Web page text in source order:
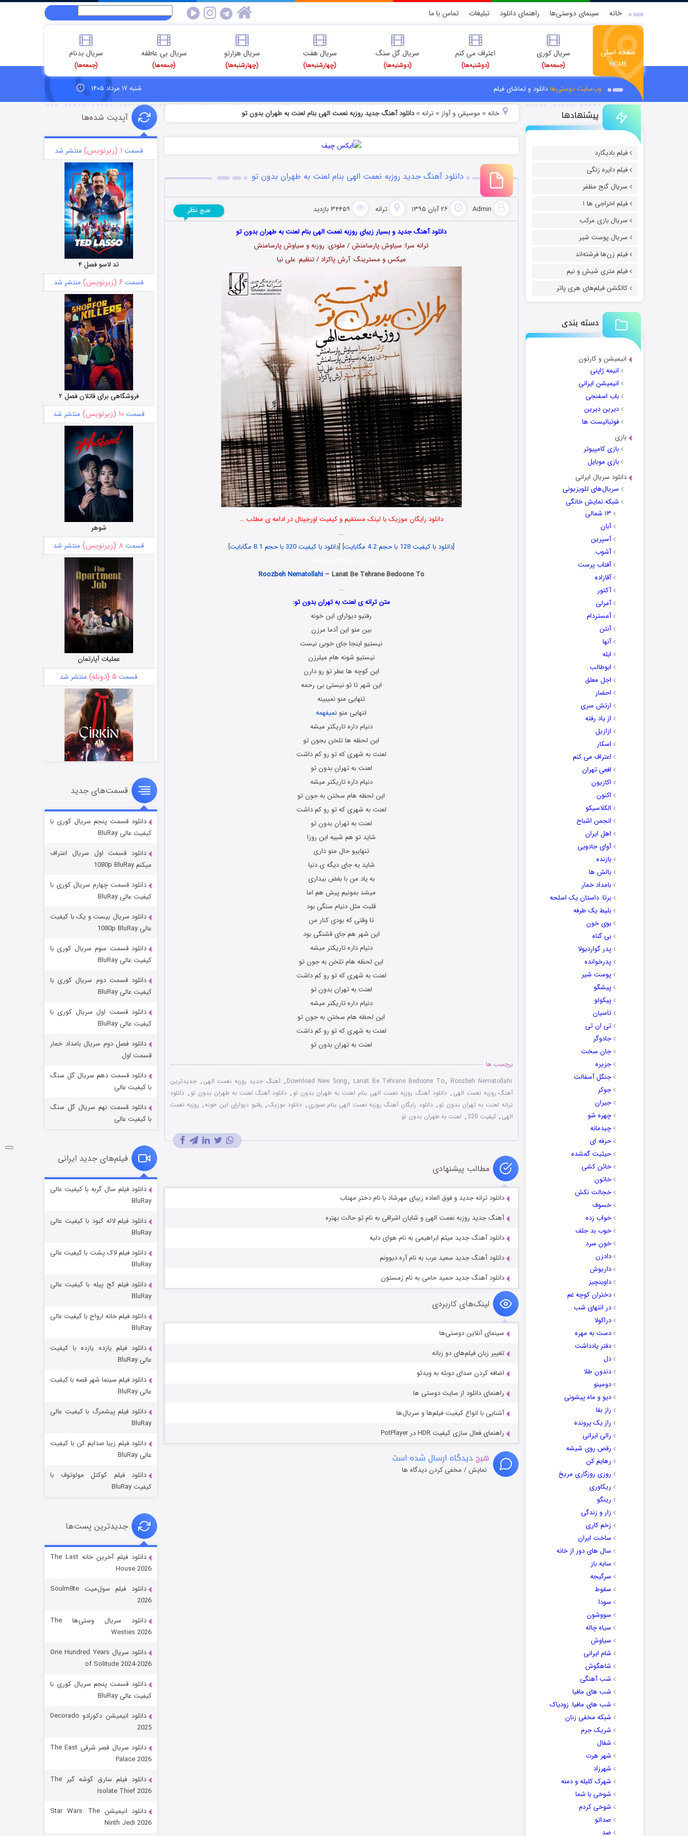
خانه سینمای دوستی‌ها راهنمای دانلود تبلیغات تماس با ما
صفحه اصلی
HOME
سریال کوری
(جمعه‌ها)
اعتراف می کنم
(دوشنبه‌ها)
سریال گل سنگ
(دوشنبه‌ها)
سریال هفت
(چهارشنبه‌ها)
سریال هزارتو
(چهارشنبه‌ها)
سریال بی عاطفه
(جمعه‌ها)
سریال بدنام
(جمعه‌ها)
وب‌سایت دوستی‌هادانلود و تماشای فیلم شنبه ۱۷ مرداد ۱۴۰۵
پیشنهادها
فیلم بادیگارد
فیلم دایره زنگی
سریال گنج مظفر
فیلم اخراجی ها ۱
سریال بازی مرکب
سریال پوست شیر
فیلم زن‌ها فرشته‌اند
فیلم متری شیش و نیم
کالکشن فیلم‌های هری پاتر
دسته بندی
انیمیشن و کارتون
انیمه ژاپنی
انیمیشن ایرانی
باب اسفنجی
دیرین دیرین
فوتبالیست ها
بازی
بازی کامپیوتر
بازی موبایل
دانلود سریال ایرانی
سریال‌های تلویزیونی
شبکه نمایش خانگی
۱۳ شمالی
آبان
آسپرین
آشوب
آفتاب پرست
آقازاده
آکتور
آمرلی
آمستردام
آنتن
آنها
ابله
ابوطالب
اجل معلق
احضار
ارتش سری
از یاد رفته
ازازیل
اسکار
اعتراف می کنم
افعی تهران
اکازیون
اکنون
الکلاسیکو
انجمن اشباح
اهل ایران
آوای جادویی
بازنده
بالش ها
بامداد خمار
برتا: داستان یک اسلحه
بلیط یک‌‌ طرفه
بوی خون
بی گناه
پدر گواردیولا
پدرخوانده
پوست شیر
پیشگو
پیکولو
تاسیان
تی ان تی
جادوگر
جان سخت
جزیره
جنگل آسفالت
جوکر
جیران
چهره شو
چیدمانه
حرفه ای
حیثیت گمشده
خائن کشی
خاتون
خجالت نکش
خسوف
خواب زده
خوب بد جلف
خون سرد
دادزن
داریوش
داوینچیز
دختران کوچه غم
در انتهای شب
دراکولا
دست به مهره
دفتر یادداشت
دل
دندون طلا
دومینو
دیو و ماه پیشونی
راز بقا
راز یک پرونده
رالی ایرانی
رقص روی شیشه
رهایم کن
روزی روزگاری مریخ
ریکاوری
رینگو
زار و زندگی
زخم کاری
ساخت ایران
سال های دور از خانه
سایه باز
سرگیجه
سقوط
سودا
سووشون
سیاه چاله
سیاوش
شام ایرانی
شاهگوش
شب آهنگی
شب های مافیا
شب های مافیا: زودیاک
شبکه مخفی زنان
شریک جرم
شغال
شهر هرت
شهرزاد
شهرک کلیله و دمنه
شوخی با شما
شوخی کردم
صداتو
ضد
خانه» موسیقی و آواز » ترانه»دانلود آهنگ جدید روزبه نعمت الهی بنام لعنت به طهران بدون تو
دانلود آهنگ جدید روزبه نعمت الهی بنام لعنت به طهران بدون تو
Admin ۲۶ آبان ۱۳۹۵ ترانه ۳۴۴۵۹ بازدید هیچ نظر
دانلود آهنگ جدید و بسیار زیبای روزبه نعمت الهی بنام لعنت به طهران بدون تو
ترانه سرا: سیاوش پارسامنش / ملودی: روزبه و سیاوش پارسامنش
میکس و مسترینگ: آرش پاکزاد / تنظیم: علی نیا
دانلود رایگان موزیک با لینک مستقیم و کیفیت اورجینال در ادامه ی مطلب …
…
[دانلود با کیفیت 128 با حجم 4.2 مگابایت ] [دانلود با کیفیت 320 با حجم 8.1 مگابایت
]
Roozbeh Nematollahi– Lanat Be Tehrane Bedoone To
…
متن ترانه ی لعنت به تهران بدون تو:
رفتیو دیوارای این خونه
بین منو این آدما مرزن
نیستیو اینجا جای خوبی نیست
نیستیو شونه هام میلرزن
این کوچه ها عطر تو رو دارن
این شهر تا تو نیستی بی رحمه
تنهایی منو نمیبینه
تنهایی منو نمیفهمه
دنیام داره تاریکتر میشه
این لحظه ها تلخن بجون تو
لعنت به شهری که تو رو کم داشت
لعنت به تهران بدون تو
دنیام داره تاریکتر میشه
این لحظه هام سختن به جون تو
لعنت به شهری که تو رو کم داشت
لعنت به تهران بدون تو
شاید تو هم شبیه این روزا
تنهاییو حال منو داری
شاید یه جای دیگه ی دنیا
به یاد من با بغض بیداری
میشد بمونیم پیش هم اما
قلبت مثل دنیام سنگی بود
تا وقتی که بودی کنار من
این شهر هم جای قشنگی بود
دنیام داره تاریکتر میشه
این لحظه هام تلخن به جون تو
لعنت به شهری که تو رو کم داشت
لعنت به تهران بدون تو
دنیام داره تاریکتر میشه
این لحظه هام سختن به جون تو
لعنت به شهری که تو رو کم داشت
لعنت به تهران بدون تو
برچسب ها
Download New Song, Lanat Be Tehrane Bedoone To, Roozbeh Nematollahi
, آهنگ جدید روزبه نعمت الهی , جدیدترین
آهنگ روزبه نعمت الهی , دانلود آهنگ روزبه نعمت الهی بنام لعنت به طهران بدون تو , دانلود آهنگ لعنت به طهران بدون تو , دانلود
ترانه لعنت به تهران بدون تو , دانلود رایگان آهنگ روزبه نعمت الهی بنام صبوری , دانلود موزیک, رفتیو دیوارای این خونه, روزبه نعمت
الهی , کیفیت 320 , لعنت به طهران بدون تو
مطالب پیشنهادی
دانلود ترانه جدید و فوق العاده زیبای مهرشاد با نام دختر مهتاب
آهنگ جدید روزبه نعمت الهی و شایان اشراقی به نام تو حالت بهتره
دانلود آهنگ جدید میثم ابراهیمی به نام هوای دلیه
دانلود آهنگ جدید سعید عرب به نام آره دیوونم
دانلود آهنگ جدید حمید حامی به نام زمستون
لینک‌های کاربردی
سینمای آنلاین دوستی‌ها
تغییر زبان فیلم‌های دو زبانه
اضافه کردن صدای دوبله به ویدئو
راهنمای دانلود از سایت دوستی ها
آشنایی با انواع کیفیت فیلم‌ها و سریال‌ها
راهنمای فعال سازی کیفیت HDR در PotPlayer
هیچ دیدگاه ارسال شده است
نمایش / مخفی کردن دیدگاه ها
آپدیت شده‌ها
قسمت ۱ (زیرنویس) منتشر شد
تد لاسو فصل ۴
قسمت ۶ (زیرنویس) منتشر شد
فروشگاهی برای قاتلان فصل ۲
قسمت۱۰ (زیرنویس) منتشر شد
شوهر
قسمت ۸ (زیرنویس) منتشر شد
عملیات آپارتمان
قسمت ۵ (دوبله) منتشر شد
سریال زشت
قسمت۲ (زیرنویس) منتشر شد
مردگان متحرک: شهر مرده ۳
شکست استوارت در نجات جهان
قسمت ۷ (زیرنویس) منتشر شد
شوگر فصل ۲
قسمت
خاندان اژدها فصل ۳
جادوگری در مغولستان
قسمت
رویایی برای تو
قسمت
قسمت‌های جدید
دانلود قسمت پنجم سریال کوری با
کیفیت عالی BluRay
دانلود قسمت اول سریال اعتراف
میکنم 1080p BluRay
دانلود قسمت چهارم سریال کوری با
کیفیت عالی BluRay
دانلود سریال بیست و یک با کیفیت
عالی 1080p BluRay
دانلود قسمت سوم سریال کوری با
کیفیت عالی BluRay
دانلود قسمت دوم سریال کوری با
کیفیت عالی BluRay
دانلود قسمت اول سریال کوری با
کیفیت عالی BluRay
دانلود فصل دوم سریال بامداد خمار
قسمت اول
دانلود قسمت دهم سریال گل سنگ
با کیفیت عالی
دانلود قسمت نهم سریال گل سنگ
با کیفیت عالی
فیلم‌های جدید ایرانی
دانلود فیلم سال گربه با کیفیت عالی
BluRay
دانلود فیلم لاله کبود با کیفیت عالی
BluRay
دانلود فیلم لاک پشت با کیفیت عالی
BluRay
دانلود فیلم کج‌ پیله با کیفیت عالی
BluRay
دانلود فیلم خانه ارواح با کیفیت عالی
BluRay
دانلود فیلم یازده یازده با کیفیت
عالی BluRay
دانلود فیلم سینما شهر قصه با کیفیت
عالی BluRay
دانلود فیلم پیشمرگ با کیفیت عالی
BluRay
دانلود فیلم زیبا صدایم کن با کیفیت
عالی BluRay
دانلود فیلم کوکتل مولوتوف با
کیفیت BluRay
جدیدترین پست‌ها
دانلود فیلم آخرین خانه The Last
House 2026
دانلود فیلم سول‌میت Soulm8te
2026
دانلود سریال وستی‌ها The
Westies 2026
دانلود سریال One Hundred Years
of Solitude 2024-2026
دانلود قسمت پنجم سریال کوری با
کیفیت عالی BluRay
دانلود انیمیشن دکورادو Decorado
2025
دانلود سریال قصر شرقی The East
Palace 2026
دانلود فیلم سارق گوشه گیر The
Isolate Thief 2026
دانلود انیمیشن Star Wars: The
Ninth Jedi 2026